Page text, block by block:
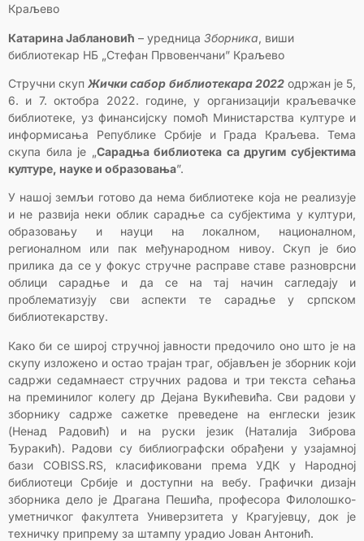
Краљево
Катарина Јаблановић – уредница Зборника, виши
библиотекар НБ „Стефан Првовенчани” Краљево
Стручни скупЖички сабор библиотекара 2022одржан је 5,
6. и 7. октобра 2022. године, у организацији краљевачке
библиотеке, уз финансијску помоћ Министарства културе и
информисања Републике Србије и Града Краљева. Тема
скупа била је „Сарадња библиотека са другим субјектима
културе, науке и образовања”.
У нашој земљи готово да нема библиотеке која не реализује
и не развија неки облик сарадње са субјектима у култури,
образовању и науци на локалном, националном,
регионалном или пак међународном нивоу. Скуп је био
прилика да се у фокус стручне расправе ставе разноврсни
облици сарадње и да се на тај начин сагледају и
проблематизују сви аспекти те сарадње у српском
библиотекарству.
Како би се широј стручној јавности предочило оно што је на
скупу изложено и остао трајан траг, објављен је зборник који
садржи седамнаест стручних радова и три текста сећања
на преминилог колегу др Дејана Вукићевића. Сви радови у
зборнику садрже сажетке преведене на енглески језик
(Ненад Радовић) и на руски језик (Наталија Зиброва
Ђуракић). Радови су библиографски обрађени у узајамној
бази COBISS.RS, класификовани према УДК у Народној
библиотеци Србије и доступни на вебу. Графички дизајн
зборника дело је Драгана Пешића, професора Филолошко-
уметничког факултета Универзитета у Крагујевцу, док је
техничку припрему за штампу урадио Јован Антонић.